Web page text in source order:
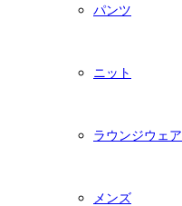
パンツ
ニット
ラウンジウェア
メンズ